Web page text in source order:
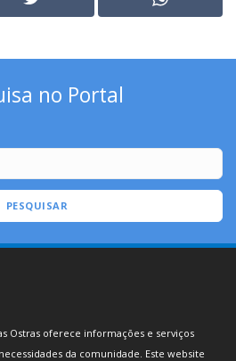
no Portal
PESQUISAR
Ostras oferece informações e serviços
da comunidade. Este website